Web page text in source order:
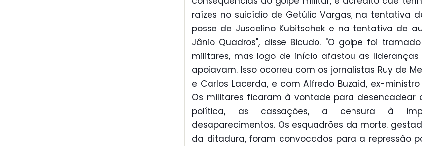
raízes no suicídio de Getúlio Vargas, na tentativa
posse de Juscelino Kubitschek e na tentativa de
Jânio Quadros", disse Bicudo. "O golpe foi
militares, mas logo de início afastou as
apoiavam. Isso ocorreu com os jornalistas Ruy de
e Carlos Lacerda, e com Alfredo Buzaid, ex-
Os militares ficaram à vontade para desencadear
política, as cassações, a censura à
desaparecimentos. Os esquadrões da morte,
da ditadura, foram convocados para a repressão